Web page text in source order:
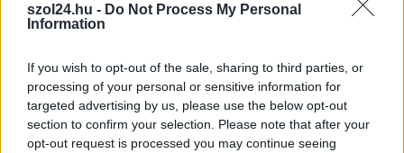
szol24.hu - Do Not Process My Personal
Information
If you wish to opt-out of the sale, sharing to third parties, or
processing of your personal or sensitive information for
targeted advertising by us, please use the below opt-out
section to confirm your selection. Please note that after your
opt-out request is processed you may continue seeing